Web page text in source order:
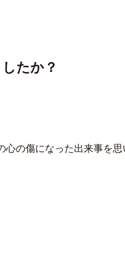
たか？
の傷になった出来事を